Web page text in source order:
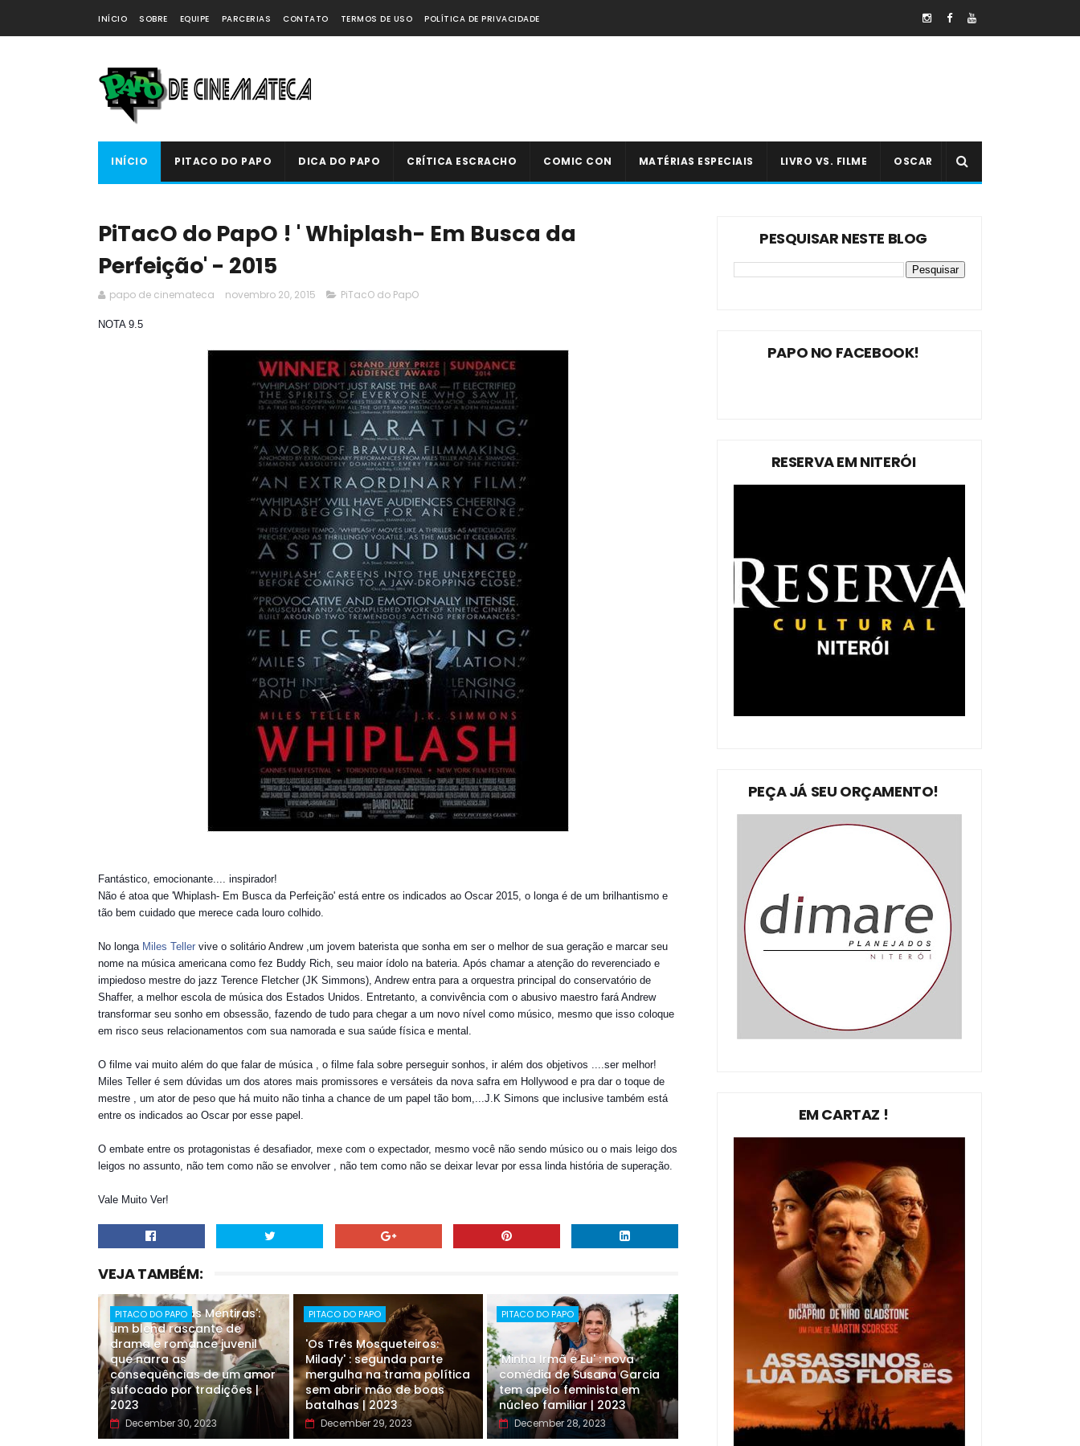
INÍCIO SOBRE EQUIPE PARCERIAS CONTATO TERMOS DE USO POLÍTICA DE PRIVACIDADE
INÍCIO PITACO DO PAPO DICA DO PAPO CRÍTICA ESCRACHO COMIC CON MATÉRIAS ESPECIAIS LIVRO VS. FILME OSCAR
PiTacO do PapO ! ' Whiplash- Em Busca da
Perfeição' - 2015
papo de cinemateca novembro 20, 2015 PiTacO do PapO
NOTA 9.5
Fantástico, emocionante.... inspirador!
Não é atoa que 'Whiplash- Em Busca da Perfeição' está entre os indicados ao Oscar 2015, o longa é de um brilhantismo e
tão bem cuidado que merece cada louro colhido.
No longa Miles Teller vive o solitário Andrew ,um jovem baterista que sonha em ser o melhor de sua geração e marcar seu
nome na música americana como fez Buddy Rich, seu maior ídolo na bateria. Após chamar a atenção do reverenciado e
impiedoso mestre do jazz Terence Fletcher (JK Simmons), Andrew entra para a orquestra principal do conservatório de
Shaffer, a melhor escola de música dos Estados Unidos. Entretanto, a convivência com o abusivo maestro fará Andrew
transformar seu sonho em obsessão, fazendo de tudo para chegar a um novo nível como músico, mesmo que isso coloque
em risco seus relacionamentos com sua namorada e sua saúde física e mental.
O filme vai muito além do que falar de música , o filme fala sobre perseguir sonhos, ir além dos objetivos ....ser melhor!
Miles Teller é sem dúvidas um dos atores mais promissores e versáteis da nova safra em Hollywood e pra dar o toque de
mestre , um ator de peso que há muito não tinha a chance de um papel tão bom,...J.K Simons que inclusive também está
entre os indicados ao Oscar por esse papel.
O embate entre os protagonistas é desafiador, mexe com o expectador, mesmo você não sendo músico ou o mais leigo dos
leigos no assunto, não tem como não se envolver , não tem como não se deixar levar por essa linda história de superação.
Vale Muito Ver!
VEJA TAMBÉM:
PITACO DO PAPO
'Pare Com Suas Mentiras':
um blend rascante de
drama e romance juvenil
que narra as
consequências de um amor
sufocado por tradições |
2023
December 30, 2023
PITACO DO PAPO
'Os Três Mosqueteiros:
Milady' : segunda parte
mergulha na trama política
sem abrir mão de boas
batalhas | 2023
December 29, 2023
PITACO DO PAPO
'Minha Irmã e Eu' : nova
comédia de Susana Garcia
tem apelo feminista em
núcleo familiar | 2023
December 28, 2023
PESQUISAR NESTE BLOG
PAPO NO FACEBOOK!
RESERVA EM NITERÓI
PEÇA JÁ SEU ORÇAMENTO!
EM CARTAZ !